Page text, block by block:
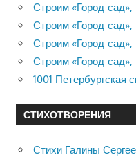
Строим «Город-
Строим «Город-сад»,
Строим «Город-сад»,
Строим «Город-сад»,
1001 Петербургская
СТИХОТВОРЕНИЯ
Стихи Галины